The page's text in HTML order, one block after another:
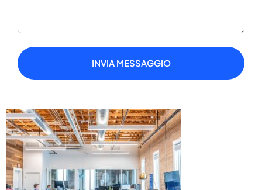
INVIA MESSAGGIO